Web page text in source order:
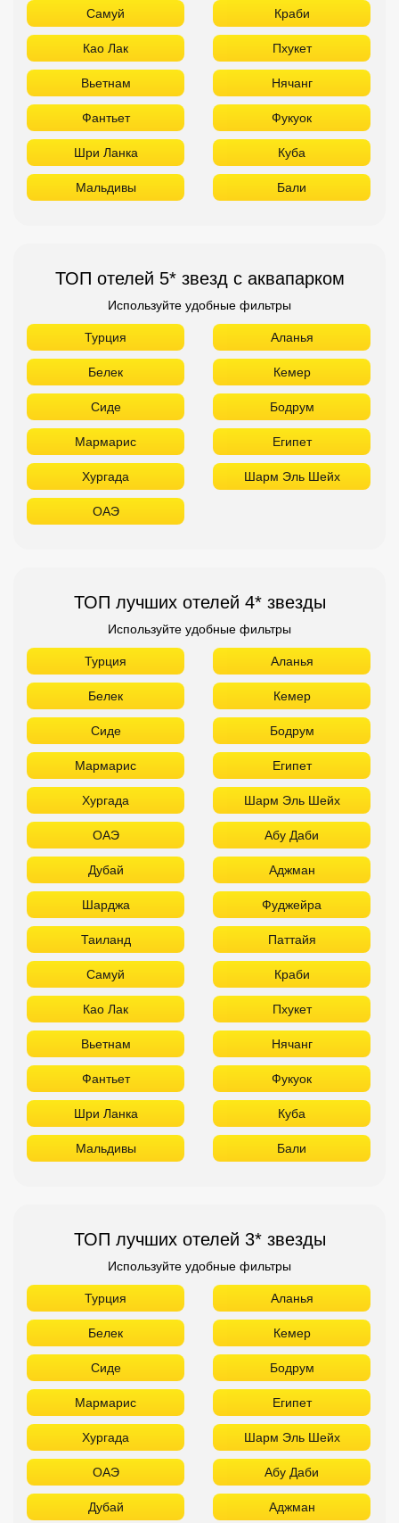
Самуй Краби
Као Лак Пхукет
Вьетнам Нячанг
Фантьет Фукуок
Шри Ланка Куба
Мальдивы Бали
ТОП отелей 5* звезд с аквапарком
Используйте удобные фильтры
Турция Аланья
Белек Кемер
Сиде Бодрум
Мармарис Египет
Хургада Шарм Эль Шейх
ОАЭ
ТОП лучших отелей 4* звезды
Используйте удобные фильтры
Турция Аланья
Белек Кемер
Сиде Бодрум
Мармарис Египет
Хургада Шарм Эль Шейх
ОАЭ Абу Даби
Дубай Аджман
Шарджа Фуджейра
Таиланд Паттайя
Самуй Краби
Као Лак Пхукет
Вьетнам Нячанг
Фантьет Фукуок
Шри Ланка Куба
Мальдивы Бали
ТОП лучших отелей 3* звезды
Используйте удобные фильтры
Турция Аланья
Белек Кемер
Сиде Бодрум
Мармарис Египет
Хургада Шарм Эль Шейх
ОАЭ Абу Даби
Дубай Аджман